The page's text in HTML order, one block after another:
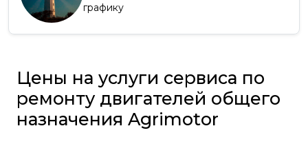
графику
Цены на услуги сервиса по
ремонту двигателей общего
назначения Agrimotor